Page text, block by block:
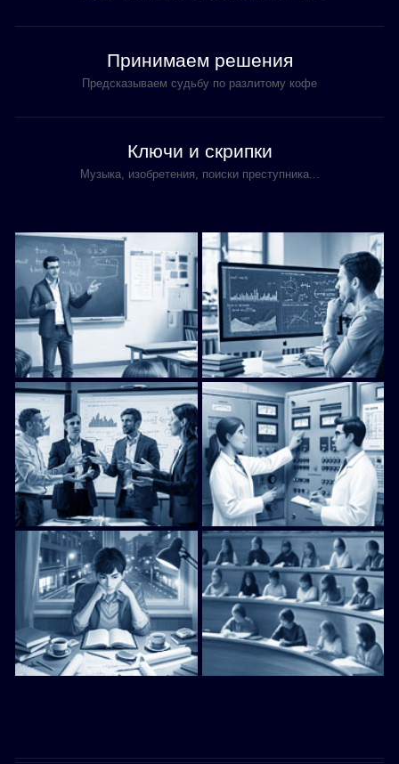
Принимаем решения
Предсказываем судьбу по разлитому кофе
Ключи и скрипки
Музыка, изобретения, поиски преступника...